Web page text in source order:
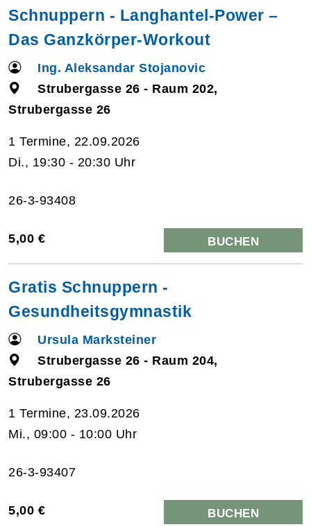
Schnuppern - Langhantel-Power –
Das Ganzkörper-Workout
Ing. Aleksandar Stojanovic
Strubergasse 26 - Raum 202,
Strubergasse 26
1 Termine, 22.09.2026
Di., 19:30 - 20:30 Uhr
26-3-93408
5,00 € BUCHEN
Gratis Schnuppern -
Gesundheitsgymnastik
Ursula Marksteiner
Strubergasse 26 - Raum 204,
Strubergasse 26
1 Termine, 23.09.2026
Mi., 09:00 - 10:00 Uhr
26-3-93407
5,00 € BUCHEN